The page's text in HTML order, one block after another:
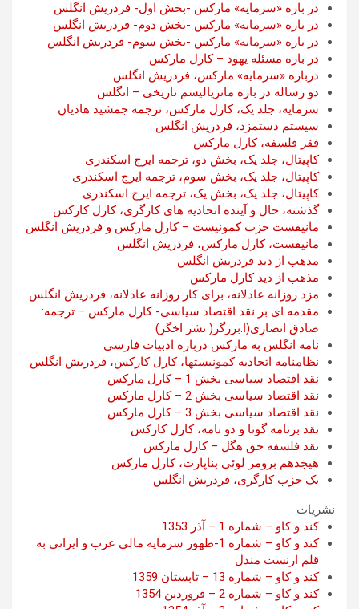
در باره «سرمایه» مارکس -بخش اول- فردریش انگلس
در باره «سرمایه» مارکس -بخش دوم- فردریش انگلس
در باره «سرمایه» مارکس -بخش سوم- فردریش انگلس
در باره مسئله یهود – کارل مارکس
درباره «سرمایه» مارکس، فردریش انگلس
دو رساله در باره ماتریالیسم تاریخی – انگلس
سرمایه، جلد یک، کارل مارکس، ترجمه جمشید هادیان
سیستم دستمزد، فردریش انگلس
فقر فلسفه، کارل مارکس
کاپیتال، جلد یک، بخش دو، ترجمه ایرج اسکندری
کاپیتال، جلد یک، بخش سوم، ترجمه ایرج اسکندری
کاپیتال، جلد یک، بخش یک، ترجمه ایرج اسکندری
گذشته، حال و آینده اتحادیه های کارگری، کارل کارکس
مانیفست حزب کمونیست – کارل مارکس و فردریش انگلس
مانیفست، کارل مارکس، فردریش انگلس
مذهب از دید فردریش انگلس
مذهب از دید کارل مارکس
مزد روزانه عادلانه، برای کار روزانه عادلانه، فردریش انگلس
مقدمه ای بر نقد اقتصاد سیاسی- کارل مارکس – ترجمه:
صادق انصاری(ا.برزگر( نشر اخگر)
نامه انگلس به مارکس درباره ادبیات فارسی
نظامنامه اتحادیه کمونیستها، کارل کارکس، فردریش انگلس
نقد اقتصاد سیاسی بخش 1 – کارل مارکس
نقد اقتصاد سیاسی بخش 2 – کارل مارکس
نقد اقتصاد سیاسی بخش 3 – کارل مارکس
نقد برنامه گوتا و دو نامه، کارل کارکس
نقد فلسفه حق هگل – کارل مارکس
هیجدهم برومر لوئی بناپارت، کارل مارکس
یک حزب کارگری، فردریش انگلس
نشریات
کند و کاو – شماره 1 – آذر 1353
کند و کاو – شماره 1-ظهور سرمایه مالی عرب و ایرانی به
قلم ارنست مندل
کند و کاو – شماره 13 – تابستان 1359
کند و کاو – شماره 2 – فروردین 1354